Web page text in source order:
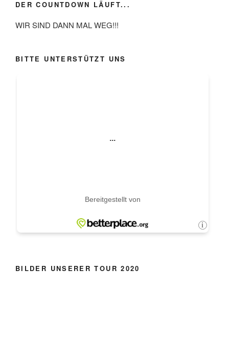
DER COUNTDOWN LÄUFT...
WIR SIND DANN MAL WEG!!!
BITTE UNTERSTÜTZT UNS
BILDER UNSERER TOUR 2020